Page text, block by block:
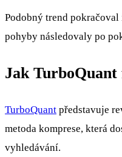
Podobný trend
pohyby následovaly po
Jak
TurboQuant představuje
metoda komprese, která
vyhledávání.